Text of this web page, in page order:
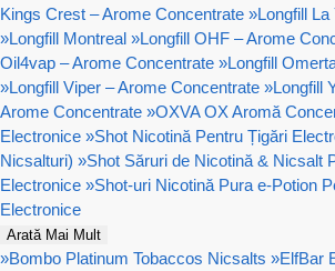
Kings Crest – Arome Concentrate »Longfill La
»Longfill Montreal »Longfill OHF – Arome
Oil4vap – Arome Concentrate »Longfill
»Longfill Viper – Arome Concentrate »Longfill
Arome Concentrate »OXVA OX Aromă
Electronice »Shot Nicotină Pentru Țigări
Nicsalturi) »Shot Săruri de Nicotină & Nicsalt
Electronice »Shot-uri Nicotină Pura e-Potion
Electronice
Arată Mai Mult
»Bombo Platinum Tobaccos Nicsalts »ElfBar